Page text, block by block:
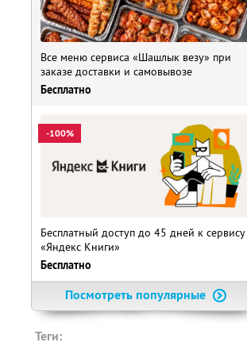
Все меню сервиса «Шашлык везу» при
заказе доставки и самовывозе
Бесплатно
-100%
Бесплатный доступ до 45 дней к сервису
«Яндекс Книги»
Бесплатно
Посмотреть популярные
Теги: